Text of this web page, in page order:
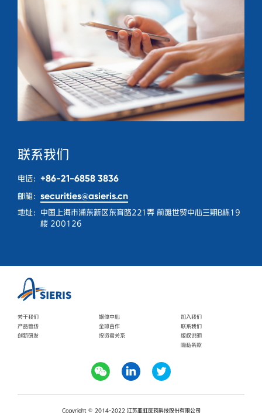
联系我们
电话： +86-21-6858 3836
邮箱： securities@asieris.cn
地址： 中国上海市浦东新区东育路221弄 前滩世贸中心三期B栋19
楼 200126
关于我们
产品管线
创新研发
媒体中心
全球合作
投资者关系
加入我们
联系我们
版权说明
隐私条款
Copyright © 2014-2022 江苏亚虹医药科技股份有限公司